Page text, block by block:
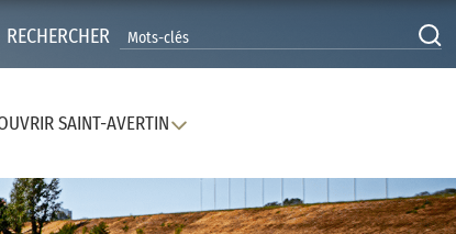
RECHERCHER
SAINT-AVERTIN